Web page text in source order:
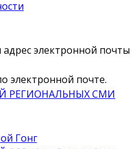
электронной почты
электронной почте.